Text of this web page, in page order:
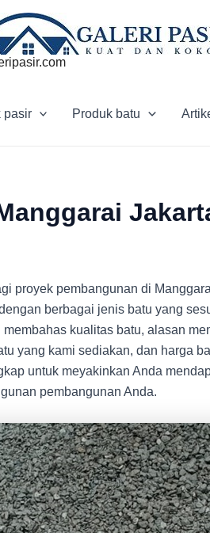
pasir Produk batu
proyek pembangunan di
berbagai jenis batu yang
kualitas batu, alasan
yang kami sediakan, dan harga
untuk meyakinkan Anda
pembangunan Anda.